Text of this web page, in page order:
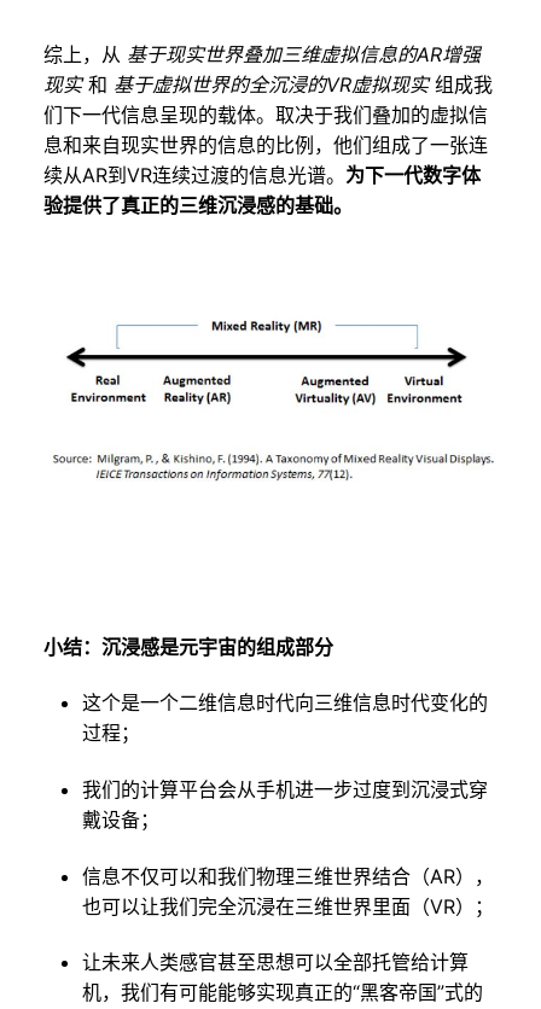
综上，从 基于现实世界叠加三维虚拟信息的AR增强
现实和 基于虚拟世界的全沉浸的VR虚拟现实组成我
们下一代信息呈现的载体。取决于我们叠加的虚拟信
息和来自现实世界的信息的比例，他们组成了一张连
续从AR到VR连续过渡的信息光谱。 为下一代数字体
验提供了真正的三维沉浸感的基础。
小结：沉浸感是元宇宙的组成部分
这个是一个二维信息时代向三维信息时代变化的
过程；
我们的计算平台会从手机进一步过度到沉浸式穿
戴设备；
信息不仅可以和我们物理三维世界结合（AR），
也可以让我们完全沉浸在三维世界里面（VR）；
让未来人类感官甚至思想可以全部托管给计算
机，我们有可能能够实现真正的“黑客帝国”式的